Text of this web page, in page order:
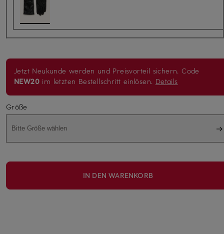
Jetzt Neukunde werden und Preisvorteil sichern. Code
NEW20 im letzten Bestellschritt einlösen. Details
Größe
Bitte Größe wählen
IN DEN WARENKORB